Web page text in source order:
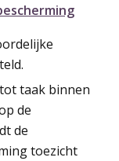
taak binnen
de
de
toezicht